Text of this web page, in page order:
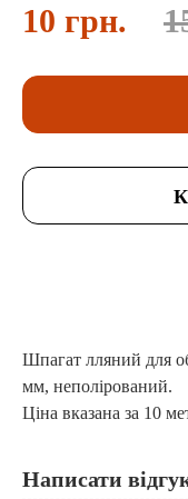
10 грн.
Шпагат лляний для
мм, неполірований.
Ціна вказана за 10
Написати